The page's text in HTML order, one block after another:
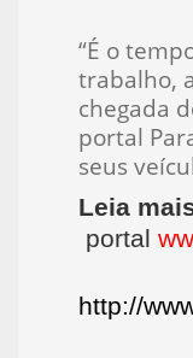
“É o
trabalho,
chegada
portal
seus
Leia
portal
http://